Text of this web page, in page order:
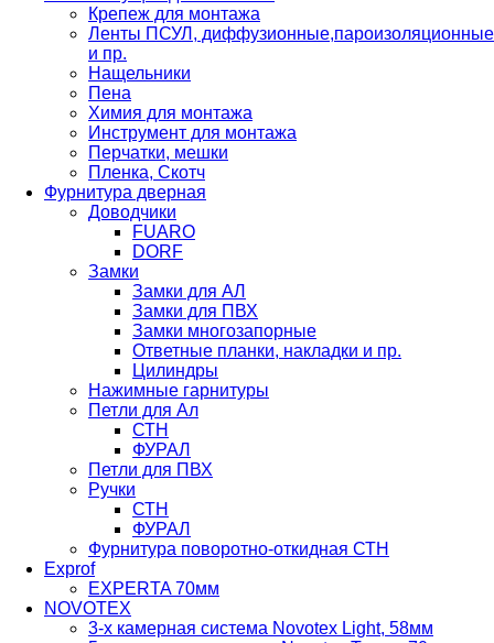
Крепеж для монтажа
Ленты ПСУЛ, диффузионные,пароизоляционные
и пр.
Нащельники
Пена
Химия для монтажа
Инструмент для монтажа
Перчатки, мешки
Пленка, Скотч
Фурнитура дверная
Доводчики
FUARO
DORF
Замки
Замки для АЛ
Замки для ПВХ
Замки многозапорные
Ответные планки, накладки и пр.
Цилиндры
Нажимные гарнитуры
Петли для Ал
СТН
ФУРАЛ
Петли для ПВХ
Ручки
СТН
ФУРАЛ
Фурнитура поворотно-откидная СТН
Exprof
EXPERTA 70мм
NOVOTEX
3-х камерная система Novotex Light, 58мм